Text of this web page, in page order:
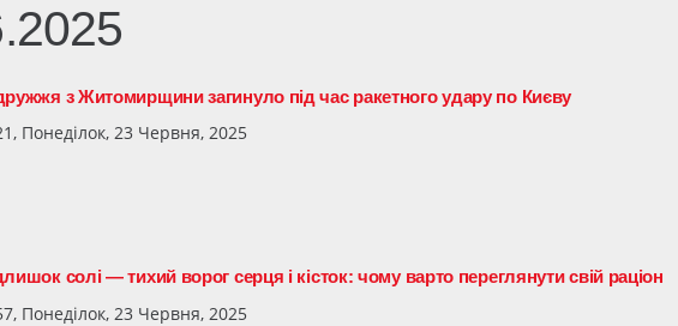
з Житомирщини загинуло під час ракетного удару по Києву
Понеділок, 23 Червня, 2025
солі — тихий ворог серця і кісток: чому варто переглянути свій раціон
Понеділок, 23 Червня, 2025